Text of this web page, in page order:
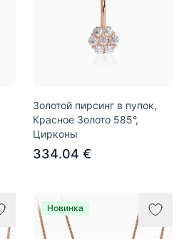
Золотой пирсинг в пупок,
Красное Золото 585°,
Цирконы
334.04 €
Новинка